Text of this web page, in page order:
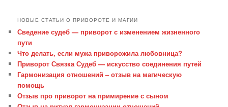
НОВЫЕ СТАТЬИ О ПРИВОРОТЕ И МАГИИ
Сведение судеб — приворот с изменением жизненного
пути
Что делать, если мужа приворожила любовница?
Приворот Связка Судеб — искусство соединения путей
Гармонизация отношений – отзыв на магическую
помощь
Отзыв про приворот на примирение с сыном